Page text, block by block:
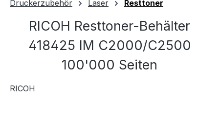
Druckerzubehör Laser Resttoner
RICOH Resttoner-Behälter
418425 IM C2000/C2500
100'000 Seiten
RICOH